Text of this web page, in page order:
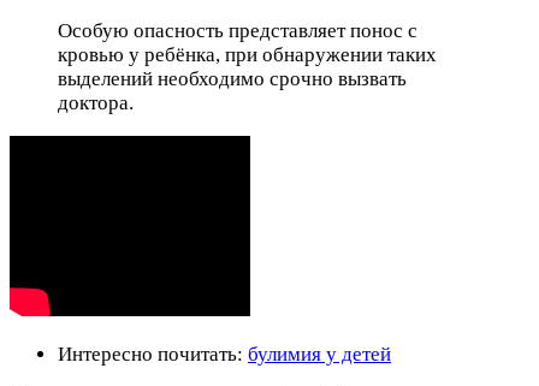
Особую опасность представляет понос с
кровью у ребёнка, при обнаружении таких
выделений необходимо срочно вызвать
доктора.
Интересно почитать: булимия у детей